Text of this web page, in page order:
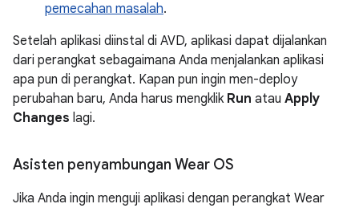
pemecahan masalah.
Setelah aplikasi diinstal di AVD, aplikasi dapat dijalankan
dari perangkat sebagaimana Anda menjalankan aplikasi
apa pun di perangkat. Kapan pun ingin men-deploy
perubahan baru, Anda harus mengklik Run atau Apply
Changes lagi.
Asisten penyambungan Wear OS
Jika Anda ingin menguji aplikasi dengan perangkat Wear